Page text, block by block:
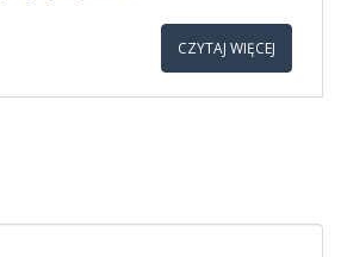
CZYTAJ WIĘCEJ